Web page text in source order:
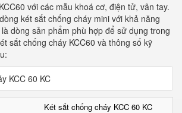
với các mẫu khoá cơ, điện tử, vân tay.
két sắt chống cháy mini với khả năng
dòng sản phẩm phù hợp để sử dụng trong
sắt chống cháy KCC60 và thông số kỹ
Két sắt chống cháy KCC 60 KC